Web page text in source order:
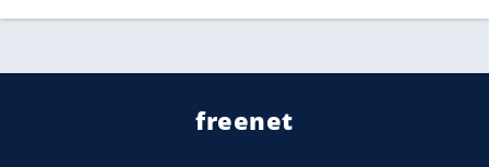
freenet